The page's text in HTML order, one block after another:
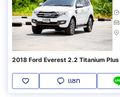
2018 Ford Everest 2.2 Titanium Plus
แชท